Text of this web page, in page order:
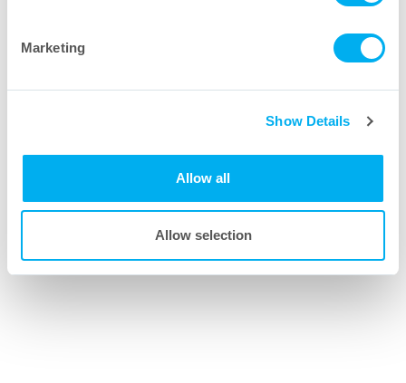
Marketing
Show Details
Allow all
Allow selection